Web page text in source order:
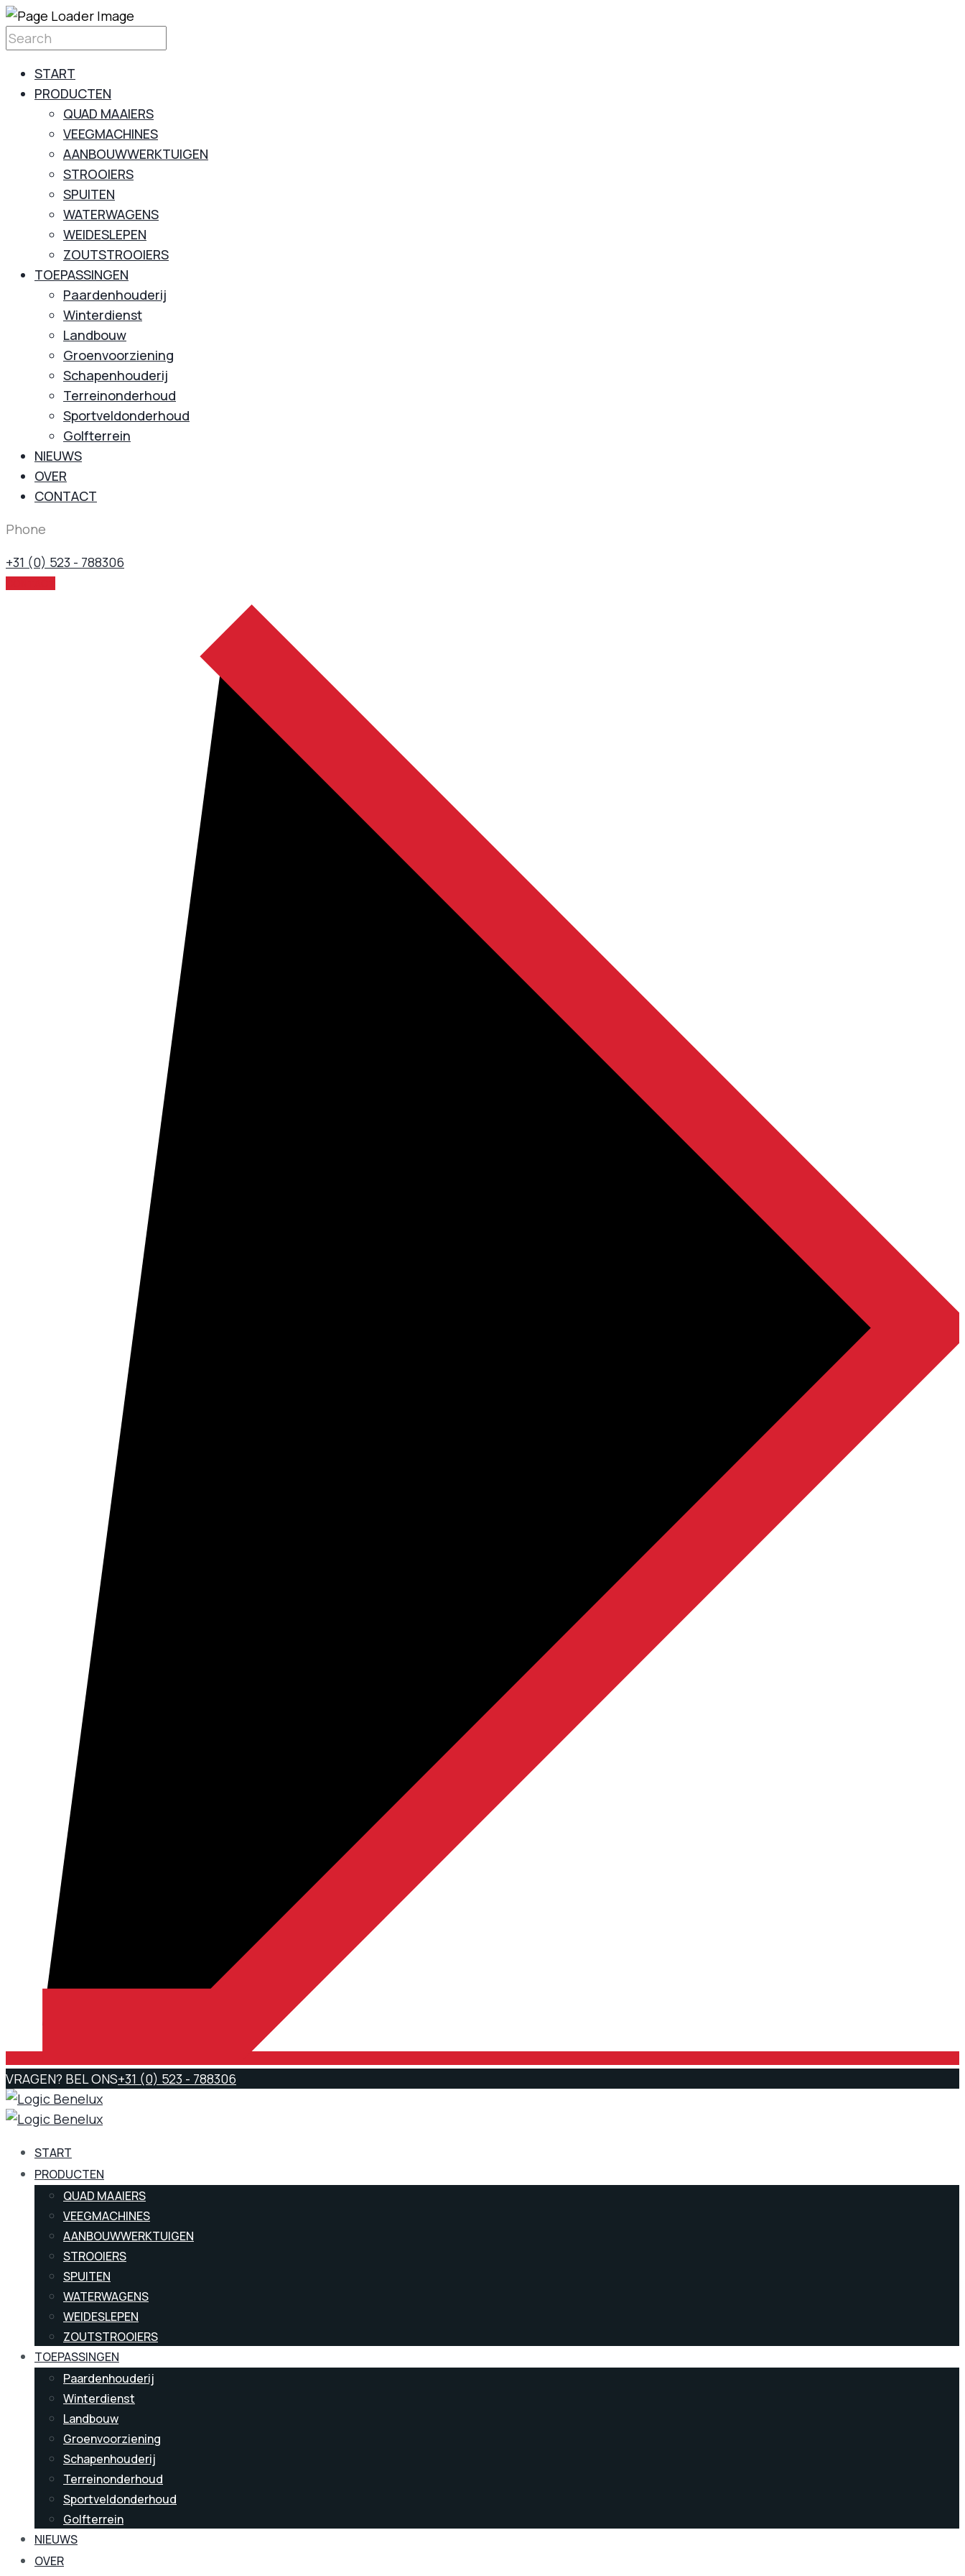
START
PRODUCTEN
QUAD MAAIERS
VEEGMACHINES
AANBOUWWERKTUIGEN
STROOIERS
SPUITEN
WATERWAGENS
WEIDESLEPEN
ZOUTSTROOIERS
TOEPASSINGEN
Paardenhouderij
Winterdienst
Landbouw
Groenvoorziening
Schapenhouderij
Terreinonderhoud
Sportveldonderhoud
Golfterrein
NIEUWS
OVER
CONTACT
Phone
+31 (0) 523 - 788306
VRAGEN? BEL ONS+31 (0) 523 - 788306
START
PRODUCTEN
QUAD MAAIERS
VEEGMACHINES
AANBOUWWERKTUIGEN
STROOIERS
SPUITEN
WATERWAGENS
WEIDESLEPEN
ZOUTSTROOIERS
TOEPASSINGEN
Paardenhouderij
Winterdienst
Landbouw
Groenvoorziening
Schapenhouderij
Terreinonderhoud
Sportveldonderhoud
Golfterrein
NIEUWS
OVER